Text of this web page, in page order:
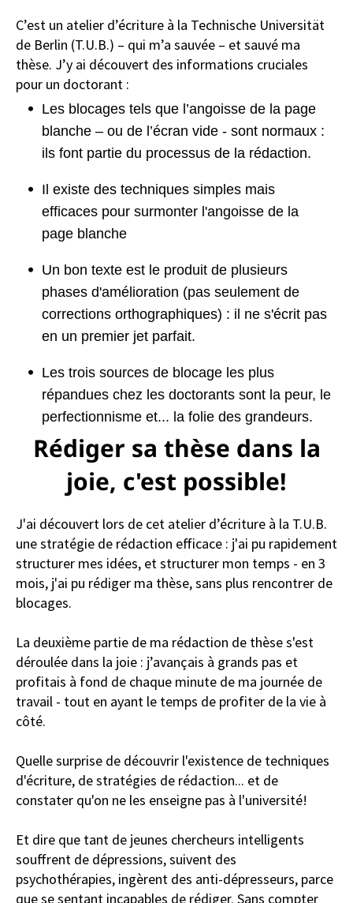
C’est un atelier d’écriture à la Technische Universität
de Berlin (T.U.B.) – qui m’a sauvée – et sauvé ma
thèse. J’y ai découvert des informations cruciales
pour un doctorant :
Les blocages tels que l’angoisse de la page
blanche – ou de l’écran vide - sont normaux :
ils font partie du processus de la rédaction.
Il existe des techniques simples mais
efficaces pour surmonter l'angoisse de la
page blanche
Un bon texte est le produit de plusieurs
phases d'amélioration (pas seulement de
corrections orthographiques) : il ne s'écrit pas
en un premier jet parfait.
Les trois sources de blocage les plus
répandues chez les doctorants sont la peur, le
perfectionnisme et... la folie des grandeurs.
Rédiger sa thèse dans la
joie, c'est possible!
J'ai découvert lors de cet atelier d’écriture à la T.U.B.
une stratégie de rédaction efficace : j'ai pu rapidement
structurer mes idées, et structurer mon temps - en 3
mois, j'ai pu rédiger ma thèse, sans plus rencontrer de
blocages.
La deuxième partie de ma rédaction de thèse s'est
déroulée dans la joie : j’avançais à grands pas et
profitais à fond de chaque minute de ma journée de
travail - tout en ayant le temps de profiter de la vie à
côté.
Quelle surprise de découvrir l'existence de techniques
d'écriture, de stratégies de rédaction... et de
constater qu'on ne les enseigne pas à l'université!
Et dire que tant de jeunes chercheurs intelligents
souffrent de dépressions, suivent des
psychothérapies, ingèrent des anti-dépresseurs, parce
que se sentant incapables de rédiger. Sans compter